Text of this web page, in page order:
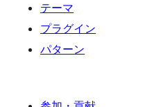
テーマ
プラグイン
パターン